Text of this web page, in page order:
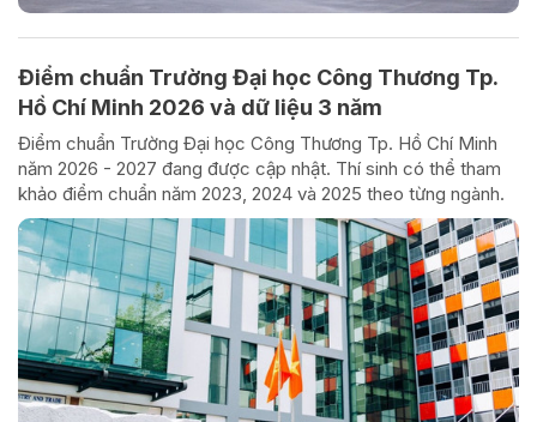
Điểm chuẩn Trường Đại học Công Thương Tp.
Hồ Chí Minh 2026 và dữ liệu 3 năm
Điểm chuẩn Trường Đại học Công Thương Tp. Hồ Chí Minh
năm 2026 - 2027 đang được cập nhật. Thí sinh có thể tham
khảo điểm chuẩn năm 2023, 2024 và 2025 theo từng ngành.